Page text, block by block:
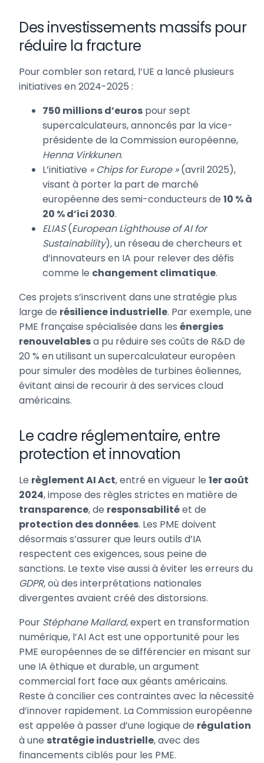
Des investissements massifs pour
réduire la fracture
Pour combler son retard, l’UE a lancé plusieurs
initiatives en 2024-2025 :
750 millions d’euros pour sept
supercalculateurs, annoncés par la vice-
présidente de la Commission européenne,
Henna Virkkunen.
L’initiative « Chips for Europe »(avril 2025),
visant à porter la part de marché
européenne des semi-conducteurs de 10 % à
20 % d’ici 2030.
ELIAS(European Lighthouse of AI for
Sustainability), un réseau de chercheurs et
d’innovateurs en IA pour relever des défis
comme le changement climatique.
Ces projets s’inscrivent dans une stratégie plus
large de résilience industrielle. Par exemple, une
PME française spécialisée dans les énergies
renouvelablesa pu réduire ses coûts de R&D de
20 % en utilisant un supercalculateur européen
pour simuler des modèles de turbines éoliennes,
évitant ainsi de recourir à des services cloud
américains.
Le cadre réglementaire, entre
protection et innovation
Le règlement AI Act, entré en vigueur le 1er août
2024, impose des règles strictes en matière de
transparence, de responsabilitéet de
protection des données. Les PME doivent
désormais s’assurer que leurs outils d’IA
respectent ces exigences, sous peine de
sanctions. Le texte vise aussi à éviter les erreurs du
GDPR, où des interprétations nationales
divergentes avaient créé des distorsions.
Pour Stéphane Mallard, expert en transformation
numérique, l’AI Act est une opportunité pour les
PME européennes de se différencier en misant sur
une IA éthique et durable, un argument
commercial fort face aux géants américains.
Reste à concilier ces contraintes avec la nécessité
d’innover rapidement. La Commission européenne
est appelée à passer d’une logique de régulation
à une stratégie industrielle, avec des
financements ciblés pour les PME.